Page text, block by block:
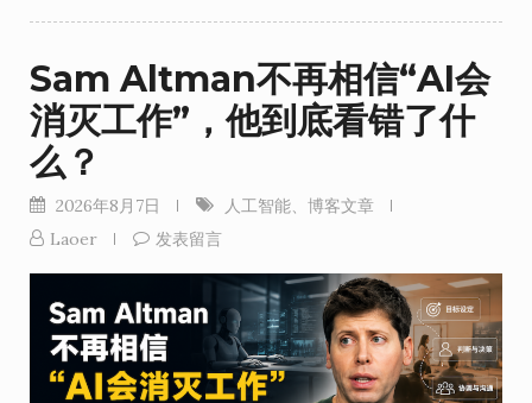
Sam Altman不再相信“AI会
消灭工作”，他到底看错了什
么？
2026年8月7日 人工智能、 博客文章
Laoer
发表留言